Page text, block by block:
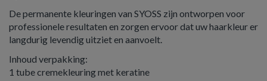
De permanente kleuringen van SYOSS zijn ontworpen voor
professionele resultaten en zorgen ervoor dat uw haarkleur er
langdurig levendig uitziet en aanvoelt.
Inhoud verpakking:
1 tube cremekleuring met keratine